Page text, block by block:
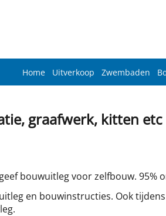
Home Uitverkoop Zwembaden
graafwerk, kitten etc
bouwuitleg voor zelfbouw.
en bouwinstructies. Ook